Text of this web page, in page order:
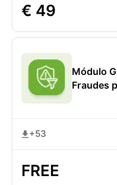
€ 49
Módulo
Fraudes
+53
FREE